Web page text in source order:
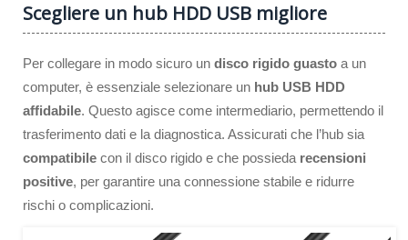
Scegliere un hub HDD USB migliore
Per collegare in modo sicuro un disco rigido guasto a un
computer, è essenziale selezionare un hub USB HDD
affidabile. Questo agisce come intermediario, permettendo il
trasferimento dati e la diagnostica. Assicurati che l’hub sia
compatibile con il disco rigido e che possieda recensioni
positive, per garantire una connessione stabile e ridurre
rischi o complicazioni.